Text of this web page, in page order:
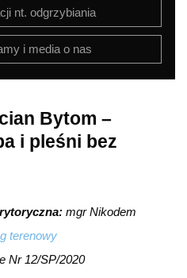
nt. odgrzybiania
i media o nas
Bytom –
i pleśni bez
mgr Nikodem
terenowy
Nr 12/SP/2020